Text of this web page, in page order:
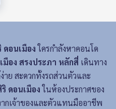
ดอนเมืองใครกำลังหาคอนโด
อง สรงประภา หลักสี่ เดินทาง
าย สะดวกทั้งรถส่วนตัวและ
ดอนเมืองในห้องประกาศของ
ากเจ้าของและตัวแทนมืออาชีพ